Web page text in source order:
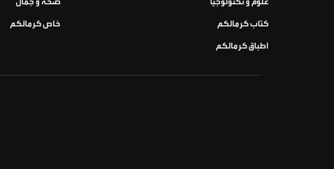
كتاب كرمالكم خاص كرمالكم
اطباق كرمالكم